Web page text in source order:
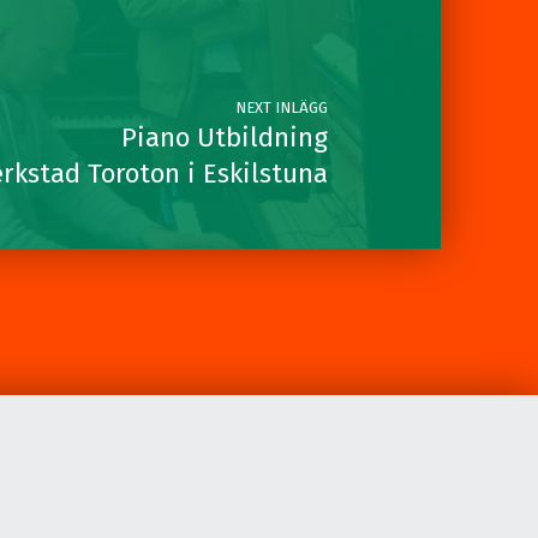
NEXT INLÄGG
Piano Utbildning
Toroton i Eskilstuna